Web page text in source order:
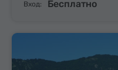
Вход: Бесплатно